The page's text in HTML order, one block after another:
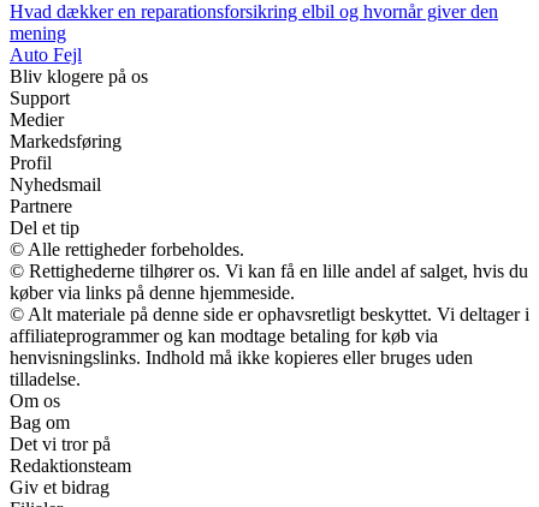
Hvad dækker en reparationsforsikring elbil og hvornår giver den
mening
Auto Fejl
Bliv klogere på os
Support
Medier
Markedsføring
Profil
Nyhedsmail
Partnere
Del et tip
© Alle rettigheder forbeholdes.
© Rettighederne tilhører os. Vi kan få en lille andel af salget, hvis du
køber via links på denne hjemmeside.
© Alt materiale på denne side er ophavsretligt beskyttet. Vi deltager i
affiliateprogrammer og kan modtage betaling for køb via
henvisningslinks. Indhold må ikke kopieres eller bruges uden
tilladelse.
Om os
Bag om
Det vi tror på
Redaktionsteam
Giv et bidrag